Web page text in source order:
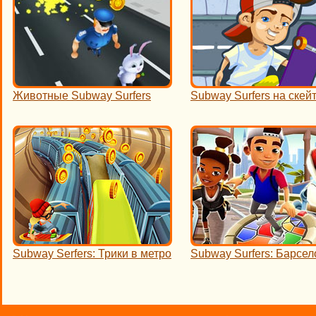
Животные Subway Surfers Subway Surfers на
Subway Serfers: Трики в метро Subway Surfers: